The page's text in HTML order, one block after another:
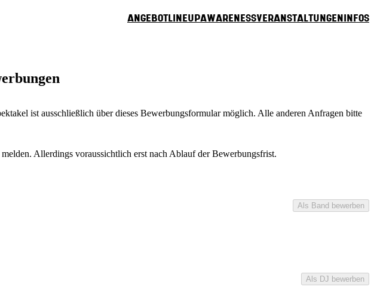
Angebot LineupAwarenessVeranstaltungen Infos
ist ausschließlich über dieses Bewerbungsformular möglich. Alle anderen Anfragen bitte
Allerdings voraussichtlich erst nach Ablauf der Bewerbungsfrist.
Als Band bewerben
Als DJ bewerben